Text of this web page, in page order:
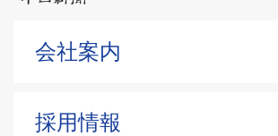
会社案内
採用情報